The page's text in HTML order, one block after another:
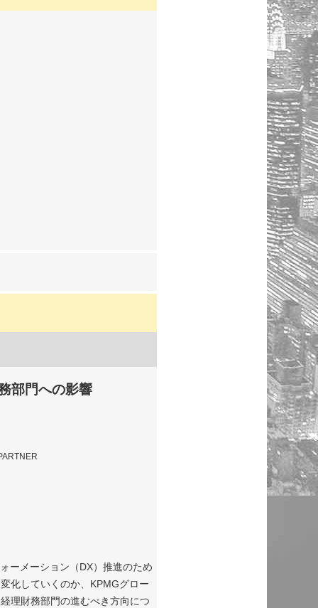
部門への影響
ーメーション（DX）推進のため
化していくのか、KPMGグロー
理財務部門の進むべき方向につ